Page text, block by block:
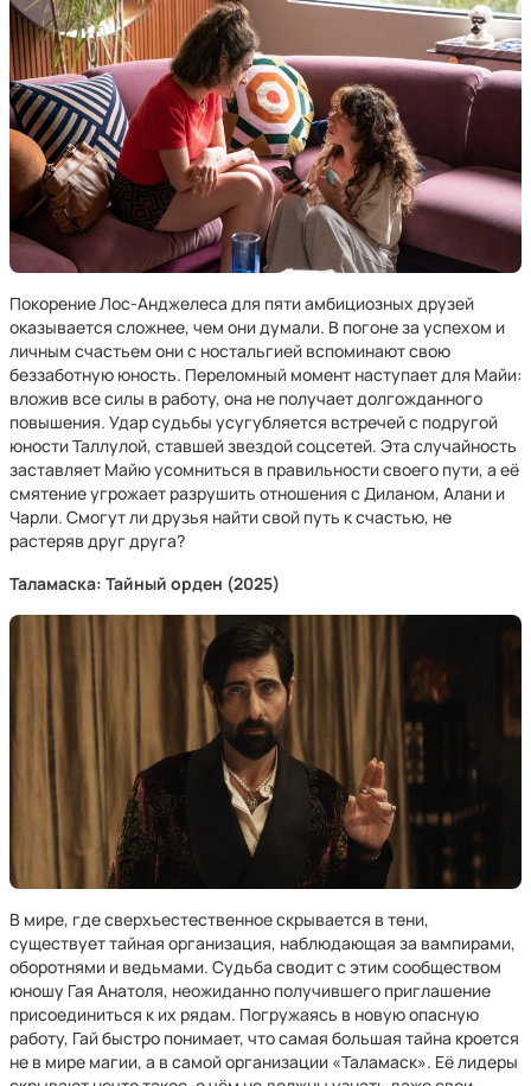
Покорение Лос-Анджелеса для пяти амбициозных друзей
оказывается сложнее, чем они думали. В погоне за успехом и
личным счастьем они с ностальгией вспоминают свою
беззаботную юность. Переломный момент наступает для Майи:
вложив все силы в работу, она не получает долгожданного
повышения. Удар судьбы усугубляется встречей с подругой
юности Таллулой, ставшей звездой соцсетей. Эта случайность
заставляет Майю усомниться в правильности своего пути, а её
смятение угрожает разрушить отношения с Диланом, Алани и
Чарли. Смогут ли друзья найти свой путь к счастью, не
растеряв друг друга?
Таламаска: Тайный орден (2025)
В мире, где сверхъестественное скрывается в тени,
существует тайная организация, наблюдающая за вампирами,
оборотнями и ведьмами. Судьба сводит с этим сообществом
юношу Гая Анатоля, неожиданно получившего приглашение
присоединиться к их рядам. Погружаясь в новую опасную
работу, Гай быстро понимает, что самая большая тайна кроется
не в мире магии, а в самой организации «Таламаск». Её лидеры